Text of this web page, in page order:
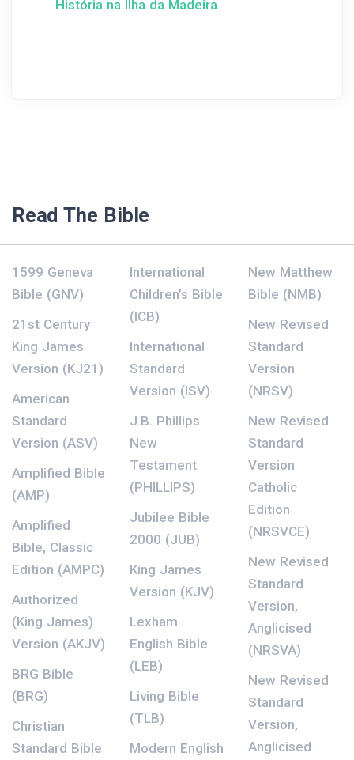
História na Ilha da Madeira
Read The Bible
1599 Geneva
Bible (GNV)
21st Century
King James
Version (KJ21)
American
Standard
Version (ASV)
Amplified Bible
(AMP)
Amplified
Bible, Classic
Edition (AMPC)
Authorized
(King James)
Version (AKJV)
BRG Bible
(BRG)
Christian
Standard Bible
International
Children’s Bible
(ICB)
International
Standard
Version (ISV)
J.B. Phillips
New
Testament
(PHILLIPS)
Jubilee Bible
2000 (JUB)
King James
Version (KJV)
Lexham
English Bible
(LEB)
Living Bible
(TLB)
Modern English
New Matthew
Bible (NMB)
New Revised
Standard
Version
(NRSV)
New Revised
Standard
Version
Catholic
Edition
(NRSVCE)
New Revised
Standard
Version,
Anglicised
(NRSVA)
New Revised
Standard
Version,
Anglicised